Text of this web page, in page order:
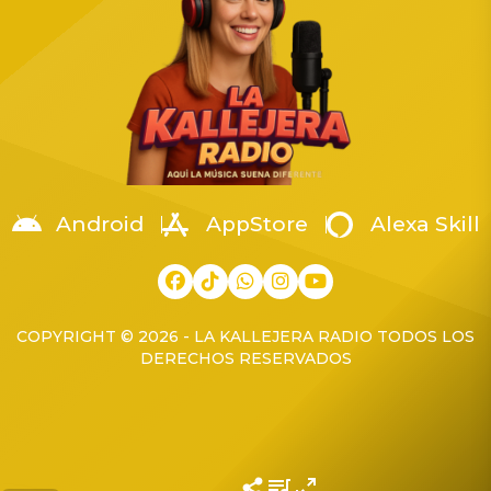
Guardia Nacional de Estado
Mayor, Eugenio Leonardo
coordinador territorial de la
Región Occidente. La […]
Rivera, figura clave en la
New England Society for
Psychic Research […]
Android AppStore Alexa Skill
COPYRIGHT © 2026 - LA KALLEJERA RADIO TODOS LOS
DERECHOS RESERVADOS